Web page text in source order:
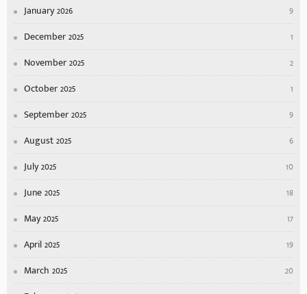
January 2026
9
December 2025
1
November 2025
2
October 2025
1
September 2025
9
August 2025
6
July 2025
10
June 2025
18
May 2025
17
April 2025
19
March 2025
20